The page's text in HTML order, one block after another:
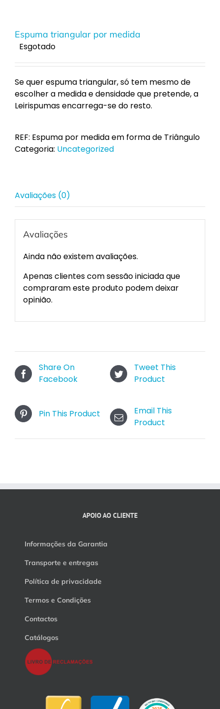
Espuma triangular por medida
Esgotado
Se quer espuma triangular, só tem mesmo de
escolher a medida e densidade que pretende, a
Leirispumas encarrega-se do resto.
REF: Espuma por medida em forma de Triângulo
Categoria: Uncategorized
Avaliações (0)
Avaliações
Ainda não existem avaliações.
Apenas clientes com sessão iniciada que
compraram este produto podem deixar
opinião.
Share On
Facebook
Tweet This
Product
Pin This Product
Email This
Product
APOIO AO CLIENTE
Informações da Garantia
Transporte e entregas
Política de privacidade
Termos e Condições
Contactos
Catálogos